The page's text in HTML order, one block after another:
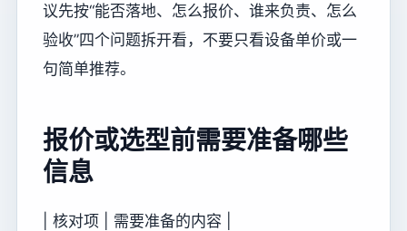
议先按“能否落地、怎么报价、谁来负责、怎么
验收”四个问题拆开看，不要只看设备单价或一
句简单推荐。
报价或选型前需要准备哪些
信息
| 核对项 | 需要准备的内容 |